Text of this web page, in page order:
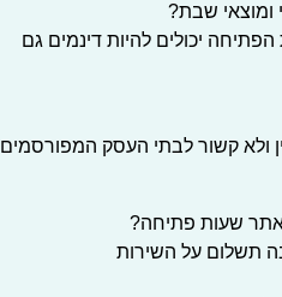
ומוצאי שבת?
יכולים להיות דינמים גם
ולא קשור לבתי העסק המפורסמים
שעות פתיחה?
תשלום על השירות